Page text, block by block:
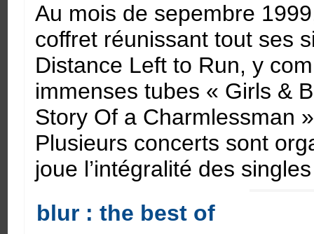
Au mois de sepembre
coffret réunissant tout ses
Distance Left to Run, y
immenses tubes « Girls &
Story Of a Charmlessman
Plusieurs concerts sont
joue l’intégralité des
blur : the best of